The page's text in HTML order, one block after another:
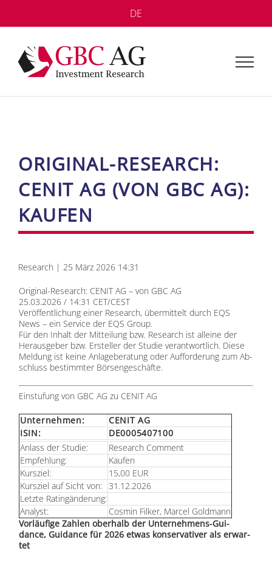
springen
DE
ORI­GI­NAL-RE­SE­ARCH:
CENIT AG (VON GBC AG):
KAU­FEN
Re­se­arch | 25 März 2026 14:31
Ori­gi­nal-Re­se­arch: CENIT AG – von GBC AG
25.03.2026 / 14:31 CET/CEST
Ver­öf­fent­li­chung ei­ner Re­se­arch, über­mit­telt durch EQS
News – ein Ser­vice der EQS Group.
Für den In­halt der Mit­tei­lung bzw. Re­se­arch ist al­lei­ne der
Her­aus­ge­ber bzw. Er­stel­ler der Stu­die ver­ant­wort­lich. Die­se
Mel­dung ist kei­ne An­la­ge­be­ra­tung oder Auf­for­de­rung zum Ab­
schluss be­stimm­ter Bör­sen­ge­schäf­te.
Ein­stu­fung von GBC AG zu CENIT AG
Un­ter­neh­men:
CENIT AG
ISIN:
DE0005407100
An­lass der Stu­die:
Re­se­arch Com­ment
Emp­feh­lung:
Kau­fen
Kurs­ziel:
15,00 EUR
Kurs­ziel auf Sicht von: 31.12.2026
Letz­te Ra­ting­än­de­rung:
Ana­lyst:
Cos­min Fil­ker, Mar­cel Gold­mann
Vor­läu­fi­ge Zah­len ober­halb der Un­ter­neh­mens-Gui­
dance, Gui­dance für 2026 et­was kon­ser­va­ti­ver als er­war­
tet